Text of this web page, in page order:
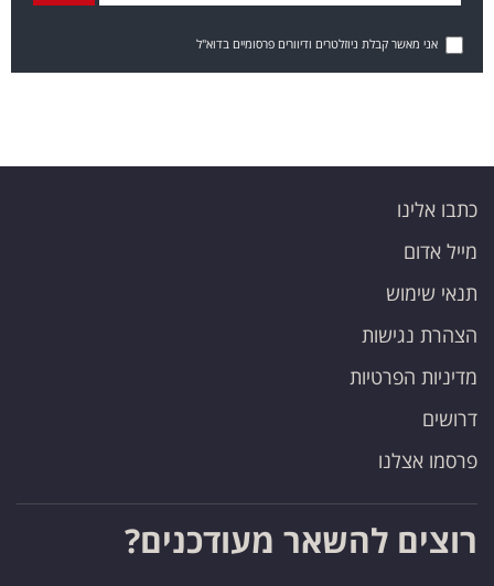
אני מאשר קבלת ניוזלטרים ודיוורים פרסומיים בדוא"ל
כתבו אלינו
מייל אדום
תנאי שימוש
הצהרת נגישות
מדיניות הפרטיות
דרושים
פרסמו אצלנו
רוצים להשאר מעודכנים?